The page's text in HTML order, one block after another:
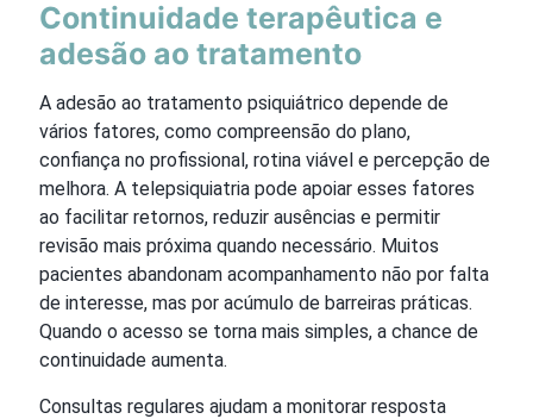
Continuidade terapêutica e
adesão ao tratamento
A adesão ao tratamento psiquiátrico depende de
vários fatores, como compreensão do plano,
confiança no profissional, rotina viável e percepção de
melhora. A telepsiquiatria pode apoiar esses fatores
ao facilitar retornos, reduzir ausências e permitir
revisão mais próxima quando necessário. Muitos
pacientes abandonam acompanhamento não por falta
de interesse, mas por acúmulo de barreiras práticas.
Quando o acesso se torna mais simples, a chance de
continuidade aumenta.
Consultas regulares ajudam a monitorar resposta